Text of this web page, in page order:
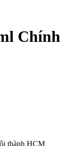
Chính
thành HCM